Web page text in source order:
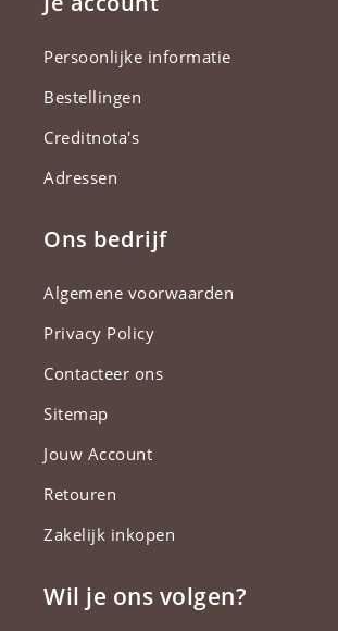
Persoonlijke informatie
Bestellingen
Creditnota's
Adressen
Ons bedrijf
Algemene voorwaarden
Privacy Policy
Contacteer ons
Sitemap
Jouw Account
Retouren
Zakelijk inkopen
Wil je ons volgen?